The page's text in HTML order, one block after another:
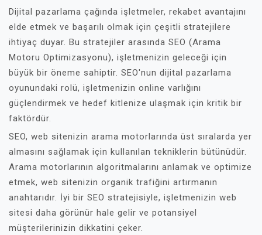
Dijital pazarlama çağında işletmeler, rekabet avantajını
elde etmek ve başarılı olmak için çeşitli stratejilere
ihtiyaç duyar. Bu stratejiler arasında SEO (Arama
Motoru Optimizasyonu), işletmenizin geleceği için
büyük bir öneme sahiptir. SEO'nun dijital pazarlama
oyunundaki rolü, işletmenizin online varlığını
güçlendirmek ve hedef kitlenize ulaşmak için kritik bir
faktördür.
SEO, web sitenizin arama motorlarında üst sıralarda yer
almasını sağlamak için kullanılan tekniklerin bütünüdür.
Arama motorlarının algoritmalarını anlamak ve optimize
etmek, web sitenizin organik trafiğini artırmanın
anahtarıdır. İyi bir SEO stratejisiyle, işletmenizin web
sitesi daha görünür hale gelir ve potansiyel
müşterilerinizin dikkatini çeker.